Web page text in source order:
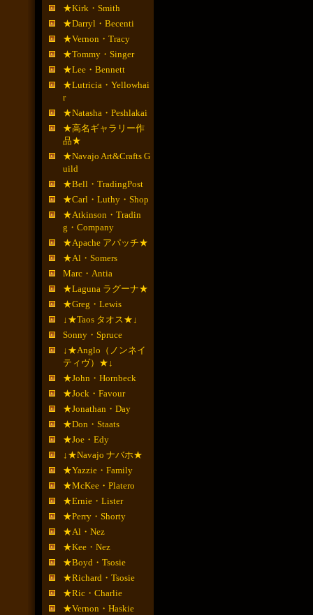
★Kirk・Smith
★Darryl・Becenti
★Vernon・Tracy
★Tommy・Singer
★Lee・Bennett
★Lutricia・Yellowhai
r
★Natasha・Peshlakai
★高名ギャラリー作
品★
★Navajo Art&Crafts G
uild
★Bell・TradingPost
★Carl・Luthy・Shop
★Atkinson・Tradin
g・Company
★Apache アパッチ★
★Al・Somers
Marc・Antia
★Laguna ラグーナ★
★Greg・Lewis
↓★Taos タオス★↓
Sonny・Spruce
↓★Anglo（ノンネイ
ティヴ）★↓
★John・Hornbeck
★Jock・Favour
★Jonathan・Day
★Don・Staats
★Joe・Edy
↓★Navajo ナバホ★
★Yazzie・Family
★McKee・Platero
★Ernie・Lister
★Perry・Shorty
★Al・Nez
★Kee・Nez
★Boyd・Tsosie
★Richard・Tsosie
★Ric・Charlie
★Vernon・Haskie